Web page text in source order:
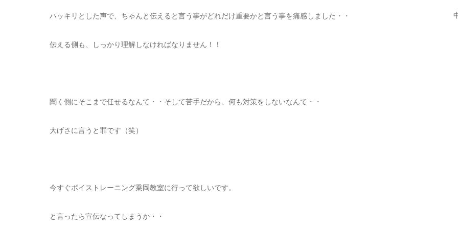
ハッキリとした声で、ちゃんと伝えると言う事がどれだけ重要かと言う事を痛感しました・・
伝える側も、しっかり理解しなければなりません！！
聞く側にそこまで任せるなんて・・そして苦手だから、何も対策をしないなんて・・
大げさに言うと罪です（笑）
今すぐボイストレーニング乗岡教室に行って欲しいです。
と言ったら宣伝なってしまうか・・